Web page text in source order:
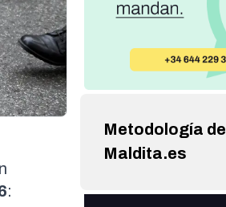
:
Metodología de
Maldita.es